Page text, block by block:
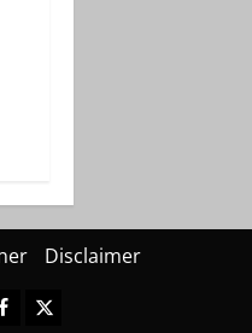
Disclaimer
Twitter